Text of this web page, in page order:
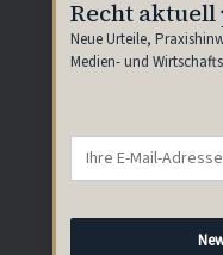
Recht
Neue Urteile,
Medien- und
Mail-
Adresse